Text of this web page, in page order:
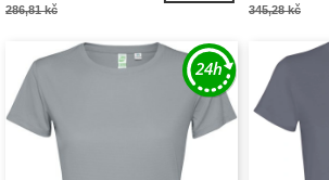
286,81 kč 345,28 kč